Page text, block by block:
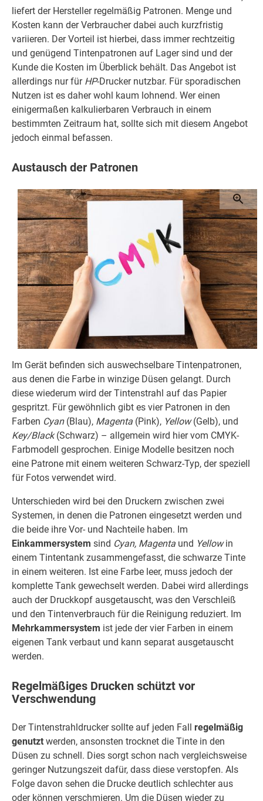
liefert der Hersteller regelmäßig Patronen. Menge und
Kosten kann der Verbraucher dabei auch kurzfristig
variieren. Der Vorteil ist hierbei, dass immer rechtzeitig
und genügend Tintenpatronen auf Lager sind und der
Kunde die Kosten im Überblick behält. Das Angebot ist
allerdings nur für HP-Drucker nutzbar. Für sporadischen
Nutzen ist es daher wohl kaum lohnend. Wer einen
einigermaßen kalkulierbaren Verbrauch in einem
bestimmten Zeitraum hat, sollte sich mit diesem Angebot
jedoch einmal befassen.
Austausch der Patronen
Im Gerät befinden sich auswechselbare Tintenpatronen,
aus denen die Farbe in winzige Düsen gelangt. Durch
diese wiederum wird der Tintenstrahl auf das Papier
gespritzt. Für gewöhnlich gibt es vier Patronen in den
Farben Cyan (Blau), Magenta (Pink), Yellow(Gelb), und
Key/Black(Schwarz) – allgemein wird hier vom CMYK-
Farbmodell gesprochen. Einige Modelle besitzen noch
eine Patrone mit einem weiteren Schwarz-Typ, der speziell
für Fotos verwendet wird.
Unterschieden wird bei den Druckern zwischen zwei
Systemen, in denen die Patronen eingesetzt werden und
die beide ihre Vor- und Nachteile haben. Im
Einkammersystem sind Cyan, Magenta und Yellowin
einem Tintentank zusammengefasst, die schwarze Tinte
in einem weiteren. Ist eine Farbe leer, muss jedoch der
komplette Tank gewechselt werden. Dabei wird allerdings
auch der Druckkopf ausgetauscht, was den Verschleiß
und den Tintenverbrauch für die Reinigung reduziert. Im
Mehrkammersystem ist jede der vier Farben in einem
eigenen Tank verbaut und kann separat ausgetauscht
werden.
Regelmäßiges Drucken schützt vor
Verschwendung
Der Tintenstrahldrucker sollte auf jeden Fall regelmäßig
genutzt werden, ansonsten trocknet die Tinte in den
Düsen zu schnell. Dies sorgt schon nach vergleichsweise
geringer Nutzungszeit dafür, dass diese verstopfen. Als
Folge davon sehen die Drucke deutlich schlechter aus
oder können verschmieren. Um die Düsen wieder zu